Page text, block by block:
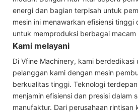
energi dan bagian terpisah untuk
mesin ini menawarkan efisiensi tinggi
untuk memproduksi berbagai macam
Kami melayani
Di Vfine Machinery, kami berdedikasi
pelanggan kami dengan mesin
berkualitas tinggi. Teknologi
menjamin efisiensi dan presisi dalam
manufaktur. Dari perusahaan rintisan